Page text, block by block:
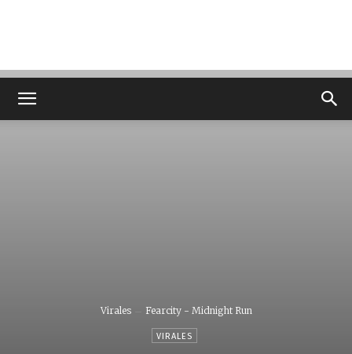
Virales Fearcity - Midnight Run
VIRALES